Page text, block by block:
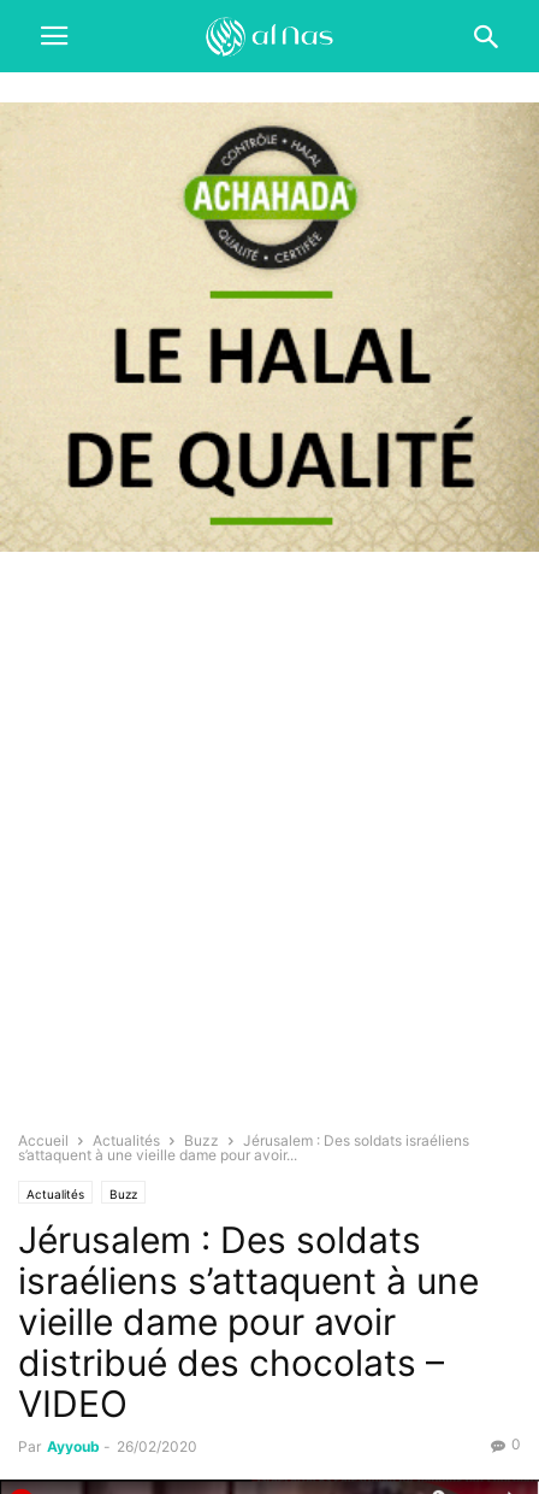
Accueil Actualités Buzz
Jérusalem : Des soldats israéliens
s’attaquent à une vieille dame pour avoir...
Actualités Buzz
Jérusalem : Des soldats
israéliens s’attaquent à une
vieille dame pour avoir
distribué des chocolats –
VIDEO
Par Ayyoub - 26/02/2020 0